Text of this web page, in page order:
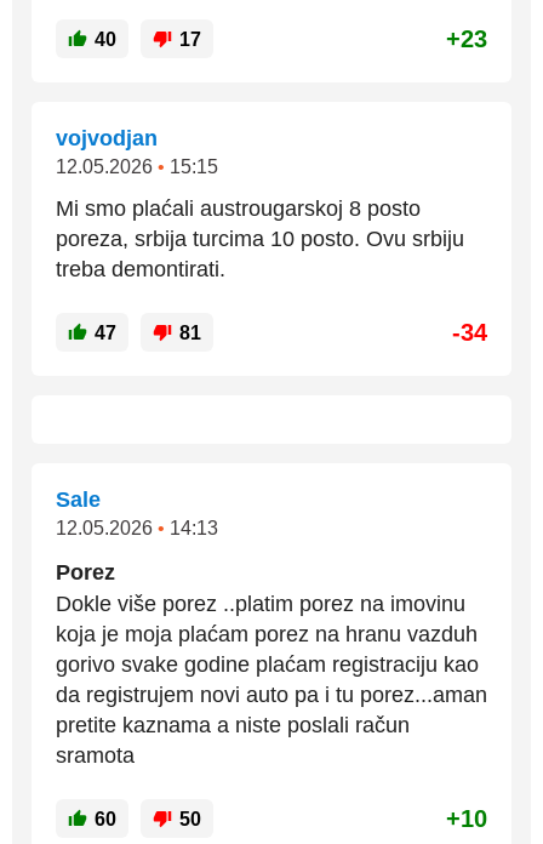
40 17 +23
vojvodjan
12.05.2026 • 15:15
Mi smo plaćali austrougarskoj 8 posto
poreza, srbija turcima 10 posto. Ovu srbiju
treba demontirati.
47 81 -34
Sale
12.05.2026 • 14:13
Porez
Dokle više porez ..platim porez na imovinu
koja je moja plaćam porez na hranu vazduh
gorivo svake godine plaćam registraciju kao
da registrujem novi auto pa i tu porez...aman
pretite kaznama a niste poslali račun
sramota
60 50 +10